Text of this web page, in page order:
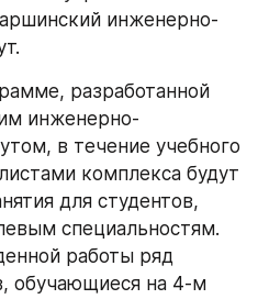
инженерно-
разработанной
инженерно-
в течение учебного
комплекса будут
для студентов,
специальностям.
работы ряд
обучающиеся на 4-м